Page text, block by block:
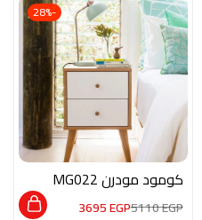
-28%
كومود مودرن MG022
5110EGP
3695EGP